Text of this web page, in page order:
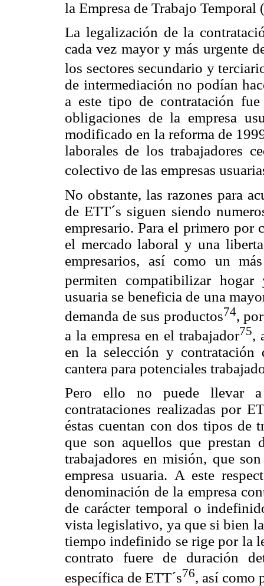
la Empresa de Trabajo Temporal
La legalización de la
cada vez mayor y más urgente
los sectores secundario y
de intermediación no podían
a este tipo de contratación
obligaciones de la empresa
modificado en la reforma de
laborales de los trabajadores
colectivo de las empresas
No obstante, las razones para
de ETT´s siguen siendo
empresario. Para el primero
el mercado laboral y una
empresarios, así como un
permiten compatibilizar hogar
usuaria se beneficia de una
demanda de sus productos74,
a la empresa en el trabajador75,
en la selección y contratación
cantera para potenciales
Pero ello no puede llevar
contrataciones realizadas por
éstas cuentan con dos tipos de
que son aquellos que prestan
trabajadores en misión, que
empresa usuaria. A este
denominación de la empresa
de carácter temporal o
vista legislativo, ya que si bien
tiempo indefinido se rige por la
contrato fuere de duración
específica de ETT´s76, así como